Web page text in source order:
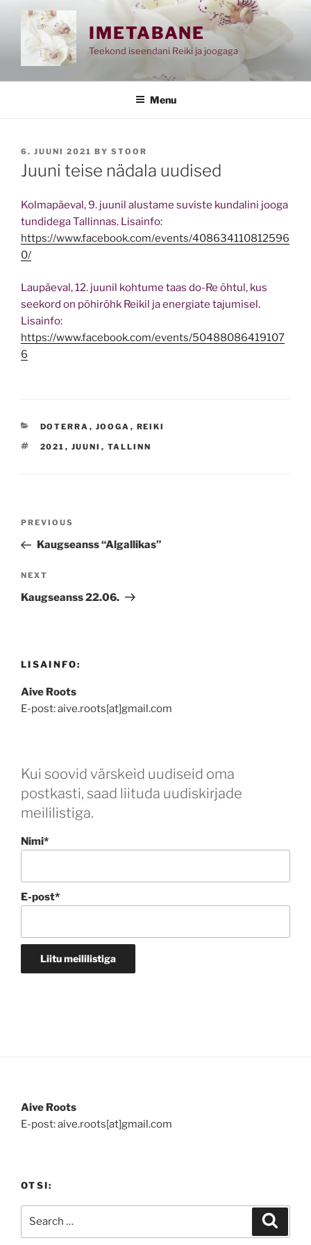
IMETABANE
Teekond iseendani Reiki ja joogaga
Menu
POSTED
ON
6. JUUNI 2021 BY STOOR
Juuni teise nädala uudised
Kolmapäeval, 9. juunil alustame suviste kundalini jooga
tundidega Tallinnas. Lisainfo:
https://www.facebook.com/events/408634110812596
0/
Laupäeval, 12. juunil kohtume taas do-Re õhtul, kus
seekord on põhirõhk Reikil ja energiate tajumisel.
Lisainfo:
https://www.facebook.com/events/50488086419107
6
CATEGORIES
DOTERRA , JOOGA , REIKI
TAGS
2021 , JUUNI , TALLINN
Navigeerimine
Previous
Post
PREVIOUS
Kaugseanss “Algallikas”
Next
Post
NEXT
Kaugseanss 22.06.
LISAINFO:
Aive Roots
E-post: aive.roots[at]gmail.com
Kui soovid värskeid uudiseid oma
postkasti, saad liituda uudiskirjade
meililistiga.
Nimi*
E-post*
Aive Roots
E-post: aive.roots[at]gmail.com
OTSI: